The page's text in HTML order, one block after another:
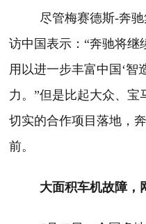
尽管梅赛德斯-奔
访中国表示：“奔驰将继
用以进一步丰富中国‘智
力。”但是比起大众、宝
切实的合作项目落地，
前。
大面积车机故障，